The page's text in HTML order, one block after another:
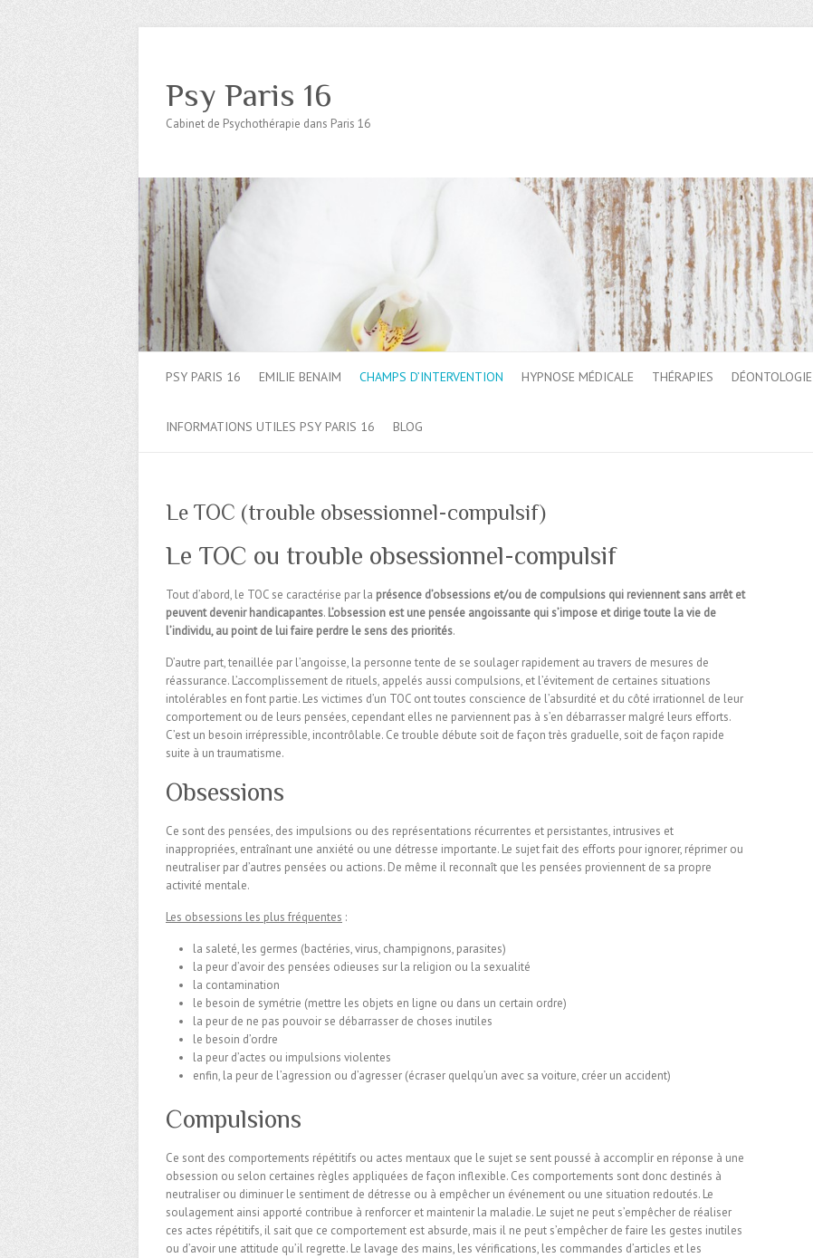
Psy Paris 16
Cabinet de Psychothérapie dans Paris 16
PSY PARIS 16 EMILIE BENAIM CHAMPS D’INTERVENTION HYPNOSE MÉDICALE THÉRAPIES DÉONTOLOGIE
INFORMATIONS UTILES PSY PARIS 16 BLOG
Le TOC (trouble obsessionnel-compulsif)
Le TOC ou trouble obsessionnel-compulsif
Tout d’abord, le TOC se caractérise par la présence d’obsessions et/ou de compulsions qui reviennent sans arrêt et
peuvent devenir handicapantes. L’obsession est une pensée angoissante qui s’impose et dirige toute la vie de
l’individu, au point de lui faire perdre le sens des priorités.
D’autre part, tenaillée par l’angoisse, la personne tente de se soulager rapidement au travers de mesures de
réassurance. L’accomplissement de rituels, appelés aussi compulsions, et l’évitement de certaines situations
intolérables en font partie. Les victimes d’un TOC ont toutes conscience de l’absurdité et du côté irrationnel de leur
comportement ou de leurs pensées, cependant elles ne parviennent pas à s’en débarrasser malgré leurs efforts.
C’est un besoin irrépressible, incontrôlable. Ce trouble débute soit de façon très graduelle, soit de façon rapide
suite à un traumatisme.
Obsessions
Ce sont des pensées, des impulsions ou des représentations récurrentes et persistantes, intrusives et
inappropriées, entraînant une anxiété ou une détresse importante. Le sujet fait des efforts pour ignorer, réprimer ou
neutraliser par d’autres pensées ou actions. De même il reconnaît que les pensées proviennent de sa propre
activité mentale.
Les obsessions les plus fréquentes :
la saleté, les germes (bactéries, virus, champignons, parasites)
la peur d’avoir des pensées odieuses sur la religion ou la sexualité
la contamination
le besoin de symétrie (mettre les objets en ligne ou dans un certain ordre)
la peur de ne pas pouvoir se débarrasser de choses inutiles
le besoin d’ordre
la peur d’actes ou impulsions violentes
enfin, la peur de l’agression ou d’agresser (écraser quelqu’un avec sa voiture, créer un accident)
Compulsions
Ce sont des comportements répétitifs ou actes mentaux que le sujet se sent poussé à accomplir en réponse à une
obsession ou selon certaines règles appliquées de façon inflexible. Ces comportements sont donc destinés à
neutraliser ou diminuer le sentiment de détresse ou à empêcher un événement ou une situation redoutés. Le
soulagement ainsi apporté contribue à renforcer et maintenir la maladie. Le sujet ne peut s’empêcher de réaliser
ces actes répétitifs, il sait que ce comportement est absurde, mais il ne peut s’empêcher de faire les gestes inutiles
ou d’avoir une attitude qu’il regrette. Le lavage des mains, les vérifications, les commandes d’articles et les